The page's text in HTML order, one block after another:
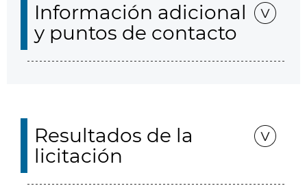
Información adicional
y puntos de contacto
Resultados de la
licitación